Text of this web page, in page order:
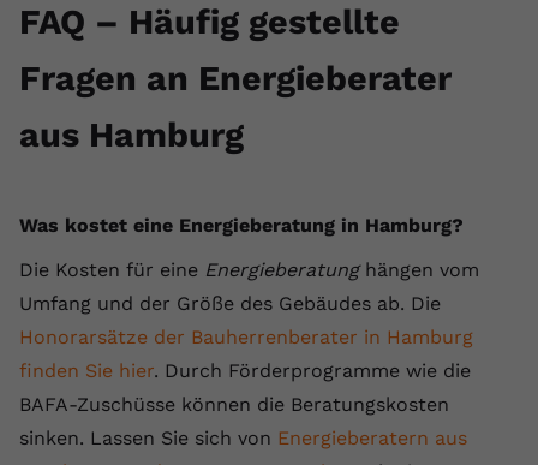
FAQ – Häufig gestellte
Fragen an Energieberater
aus Hamburg
Was kostet eine Energieberatung in Hamburg?
Die Kosten für eine Energieberatunghängen vom
Umfang und der Größe des Gebäudes ab. Die
Honorarsätze der Bauherrenberater in Hamburg
finden Sie hier. Durch Förderprogramme wie die
BAFA-Zuschüsse können die Beratungskosten
sinken. Lassen Sie sich von Energieberatern aus